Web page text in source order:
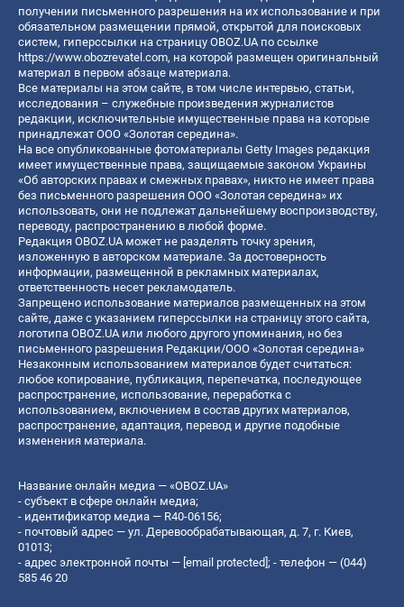
получении письменного разрешения на их использование и при
обязательном размещении прямой, открытой для поисковых
систем, гиперссылки на страницу OBOZ.UA по ссылке
https://www.obozrevatel.com, на которой размещен оригинальный
материал в первом абзаце материала.
Все материалы на этом сайте, в том числе интервью, статьи,
исследования – служебные произведения журналистов
редакции, исключительные имущественные права на которые
принадлежат ООО «Золотая середина».
На все опубликованные фотоматериалы Getty Images редакция
имеет имущественные права, защищаемые законом Украины
«Об авторских правах и смежных правах», никто не имеет права
без письменного разрешения ООО «Золотая середина» их
использовать, они не подлежат дальнейшему воспроизводству,
переводу, распространению в любой форме.
Редакция OBOZ.UA может не разделять точку зрения,
изложенную в авторском материале. За достоверность
информации, размещенной в рекламных материалах,
ответственность несет рекламодатель.
Запрещено использование материалов размещенных на этом
сайте, даже с указанием гиперссылки на страницу этого сайта,
логотипа OBOZ.UA или любого другого упоминания, но без
письменного разрешения Редакции/ООО «Золотая середина»
Незаконным использованием материалов будет считаться:
любое копирование, публикация, перепечатка, последующее
распространение, использование, переработка с
использованием, включением в состав других материалов,
распространение, адаптация, перевод и другие подобные
изменения материала.
Название онлайн медиа — «OBOZ.UA»
- субъект в сфере онлайн медиа;
- идентификатор медиа — R40-06156;
- почтовый адрес — ул. Деревообрабатывающая, д. 7, г. Киев,
01013;
- адрес электронной почты — [email protected] ; - телефон — (044)
585 46 20